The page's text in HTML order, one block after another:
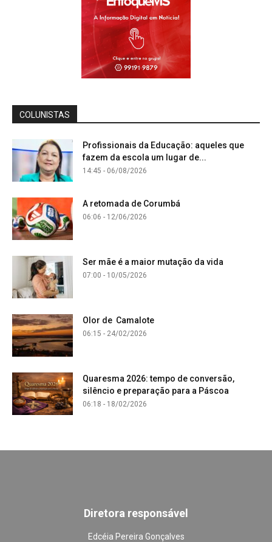
COLUNISTAS
Profissionais da Educação: aqueles que
fazem da escola um lugar de...
14:45 - 06/08/2026
A retomada de Corumbá
06:06 - 12/06/2026
Ser mãe é a maior mutação da vida
07:00 - 10/05/2026
Olor de Camalote
06:15 - 24/02/2026
Quaresma 2026: tempo de conversão,
silêncio e preparação para a Páscoa
06:18 - 18/02/2026
Diretora responsável
Edcéia Pereira Gonçalves